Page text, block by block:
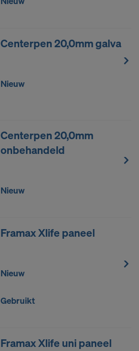
Centerpen 20,0mm galva
Nieuw
Centerpen 20,0mm
onbehandeld
Nieuw
Framax Xlife paneel
Nieuw
Gebruikt
Framax Xlife uni paneel